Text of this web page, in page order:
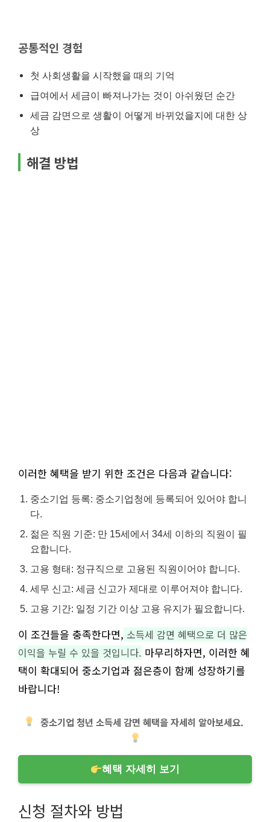
공통적인 경험
첫 사회생활을 시작했을 때의 기억
급여에서 세금이 빠져나가는 것이 아쉬웠던 순간
세금 감면으로 생활이 어떻게 바뀌었을지에 대한 상
상
해결 방법
이러한 혜택을 받기 위한 조건은 다음과 같습니다:
중소기업 등록: 중소기업청에 등록되어 있어야 합니
다.
젊은 직원 기준: 만 15세에서 34세 이하의 직원이 필
요합니다.
고용 형태: 정규직으로 고용된 직원이어야 합니다.
세무 신고: 세금 신고가 제대로 이루어져야 합니다.
고용 기간: 일정 기간 이상 고용 유지가 필요합니다.
이 조건들을 충족한다면, 소득세 감면 혜택으로 더 많은
이익을 누릴 수 있을 것입니다. 마무리하자면, 이러한 혜
택이 확대되어 중소기업과 젊은층이 함께 성장하기를
바랍니다!
중소기업 청년 소득세 감면 혜택을 자세히 알아보세요.
혜택 자세히 보기
신청 절차와 방법